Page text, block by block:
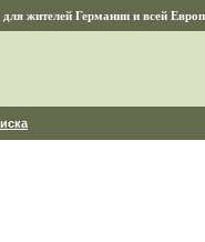
жителей Германии и всей